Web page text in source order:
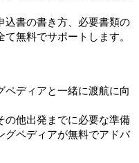
込書の書き方、必要書類の
無料でサポートします。
ペディアと一緒に渡航に向
の他出発までに必要な準備
グペディアが無料でアドバ